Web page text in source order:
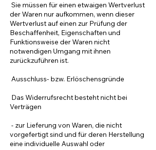
Sie müssen für einen etwaigen Wertverlust
der Waren nur aufkommen, wenn dieser
Wertverlust auf einen zur Prüfung der
Beschaffenheit, Eigenschaften und
Funktionsweise der Waren nicht
notwendigen Umgang mit ihnen
zurückzuführen ist.
Ausschluss- bzw. Erlöschensgründe
Das Widerrufsrecht besteht nicht bei
Verträgen
- zur Lieferung von Waren, die nicht
vorgefertigt sind und für deren Herstellung
eine individuelle Auswahl oder